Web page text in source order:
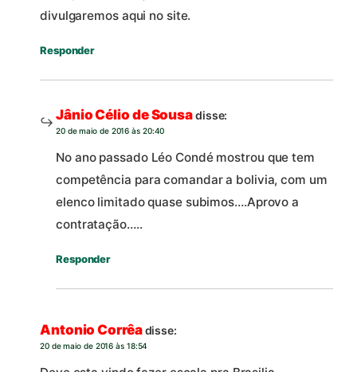
divulgaremos aqui no site.
Responder
Jânio Célio de Sousadisse:
20 de maio de 2016 às 20:40
No ano passado Léo Condé mostrou que tem
competência para comandar a bolivia, com um
elenco limitado quase subimos….Aprovo a
contratação…..
Responder
Antonio Corrêadisse:
20 de maio de 2016 às 18:54